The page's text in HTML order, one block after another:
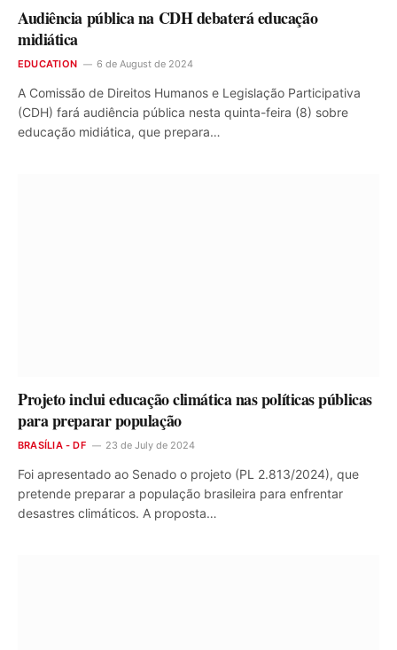
Audiência pública na CDH debaterá educação
midiática
EDUCATION 6 de August de 2024
A Comissão de Direitos Humanos e Legislação Participativa
(CDH) fará audiência pública nesta quinta-feira (8) sobre
educação midiática, que prepara…
Projeto inclui educação climática nas políticas públicas
para preparar população
BRASÍLIA - DF 23 de July de 2024
Foi apresentado ao Senado o projeto (PL 2.813/2024), que
pretende preparar a população brasileira para enfrentar
desastres climáticos. A proposta…